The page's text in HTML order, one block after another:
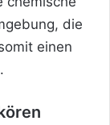
die
einen